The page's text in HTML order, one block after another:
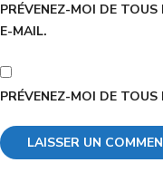
PRÉVENEZ-MOI DE
E-MAIL.
PRÉVENEZ-MOI DE